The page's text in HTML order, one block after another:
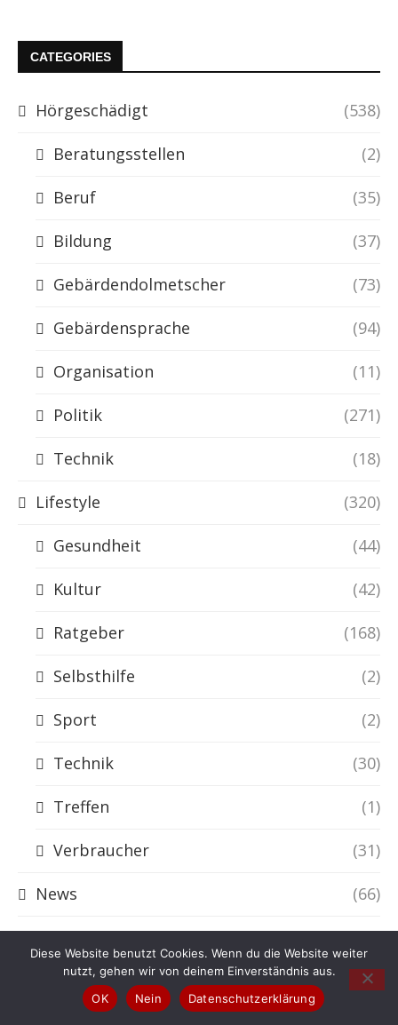
CATEGORIES
Hörgeschädigt (538)
Beratungsstellen (2)
Beruf (35)
Bildung (37)
Gebärdendolmetscher (73)
Gebärdensprache (94)
Organisation (11)
Politik (271)
Technik (18)
Lifestyle (320)
Gesundheit (44)
Kultur (42)
Ratgeber (168)
Selbsthilfe (2)
Sport (2)
Technik (30)
Treffen (1)
Verbraucher (31)
News (66)
Afrika (5)
Asien (21)
Diese Website benutzt Cookies. Wenn du die Website weiter
nutzt, gehen wir von deinem Einverständnis aus.
OK
Nein Datenschutzerklärung